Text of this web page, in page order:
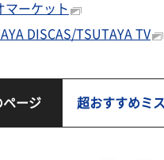
マーケット
DISCAS/TSUTAYA TV
ページ 超おすすめミ